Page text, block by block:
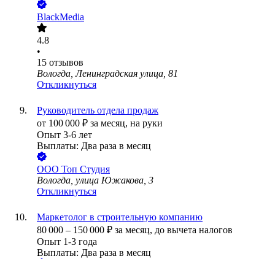
BlackMedia
4.8
•
15 отзывов
Вологда, Ленинградская улица, 81
Откликнуться
Руководитель отдела продаж
от 100 000 ₽ за месяц, на руки
Опыт 3-6 лет
Выплаты: Два раза в месяц
ООО Топ Студия
Вологда, улица Южакова, 3
Откликнуться
Маркетолог в строительную компанию
80 000 – 150 000 ₽ за месяц, до вычета налогов
Опыт 1-3 года
Выплаты: Два раза в месяц